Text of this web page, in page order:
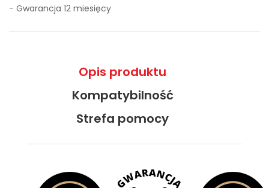
- Gwarancja 12 miesięcy
Opis produktu
Kompatybilność
Strefa pomocy